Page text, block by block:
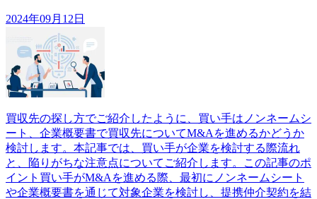
2024年09月12日
買収先の探し方でご紹介したように、買い手はノンネームシ
ート、企業概要書で買収先についてM&Aを進めるかどうか
検討します。本記事では、買い手が企業を検討する際流れ
と、陥りがちな注意点についてご紹介します。この記事のポ
イント買い手がM&Aを進める際、最初にノンネームシート
や企業概要書を通じて対象企業を検討し、提携仲介契約を結